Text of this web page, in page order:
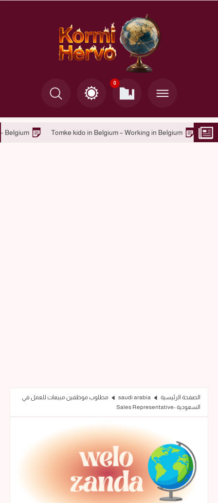
0
Tomke kido in Belgium – Working in
in Master Ghent – Belgium
الصفحة الرئيسية saudi arabia
مطلوب موظفين مبيعات للعمل في
السعودية -Sales Representative